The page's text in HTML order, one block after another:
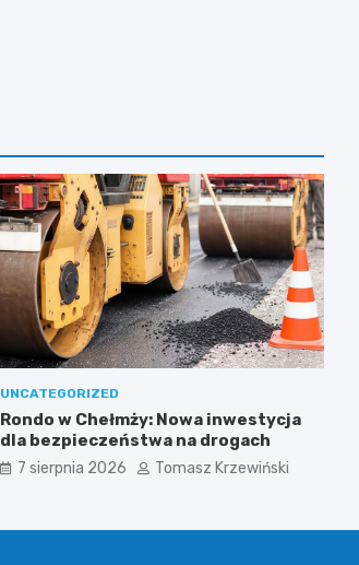
UNCATEGORIZED
Rondo w Chełmży: Nowa inwestycja
dla bezpieczeństwa na drogach
7 sierpnia 2026 Tomasz Krzewiński